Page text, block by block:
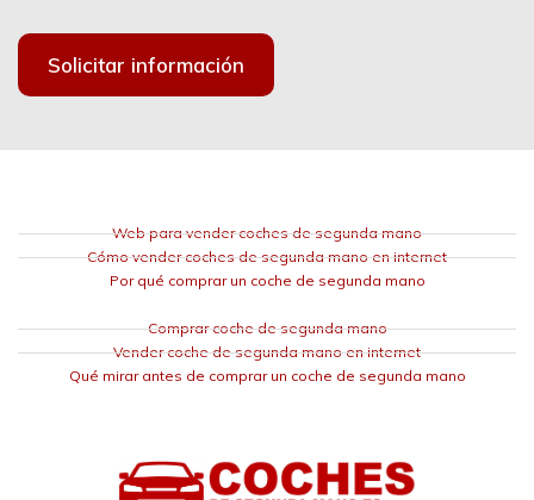
Solicitar información
Web para vender coches de segunda mano
Cómo vender coches de segunda mano en internet
Por qué comprar un coche de segunda mano
Comprar coche de segunda mano
Vender coche de segunda mano en internet
Qué mirar antes de comprar un coche de segunda mano